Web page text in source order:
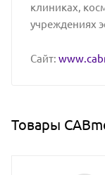
клиниках,
учреждениях
Сайт:
Товары